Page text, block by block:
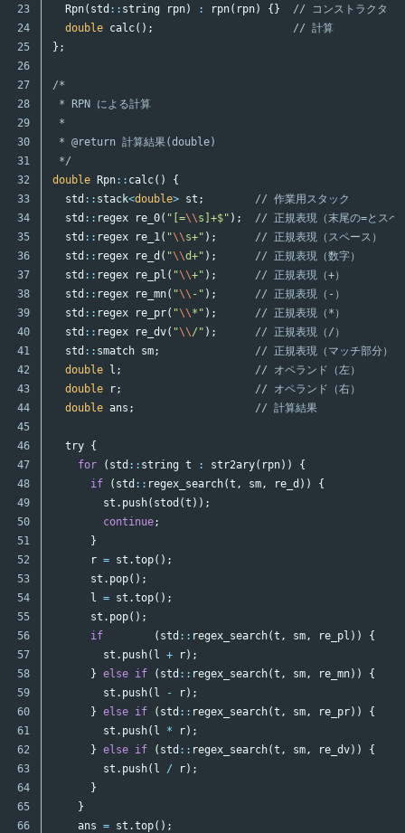
23
24
25
26
27
28
29
30
31
32
33
34
35
36
37
38
39
40
41
42
43
44
45
46
47
48
49
50
51
52
53
54
55
56
57
58
59
60
61
62
63
64
65
66
Rpn( std :: string rpn) : rpn( rpn) {}
// コンストラクタ
double calc();
// 計算
};
/*
* RPN による計算
*
* @return 計算結果(double)
*/
double Rpn:: calc()
{
std :: stack<double> st ;
// 作業用スタック
std :: regex re_0( "[=\\s]+$" );
// 正規表現（末尾の=とスペ
std :: regex re_1 ( "\\s+" );
// 正規表現（スペース）
std :: regex re_d ( "\\d+" );
// 正規表現（数字）
std :: regex re_pl ( "\\+" );
// 正規表現（+）
std :: regex re_mn( "\\ -" );
// 正規表現（-）
std :: regex re_pr( "\\*" );
// 正規表現（*）
std :: regex re_dv( "\\/" );
// 正規表現（/）
std :: smatch sm;
// 正規表現（マッチ部分）
double l ;
// オペランド（左）
double
r;
// オペランド（右）
double ans ; // 計算結果
try {
for
( std :: string t : str2ary( rpn))
{
if
( std :: regex_search(t , sm , re_d ))
{
st . push( stod (t ));
continue;
}
r = st .top();
st . pop();
l
= st .top();
st . pop();
if
( std :: regex_search(t , sm , re_pl ))
{
st . push( l + r);
} else if ( std :: regex_search(t , sm , re_mn))
{
st . push( l - r);
} else if ( std :: regex_search(t , sm , re_pr))
{
st . push( l * r);
} else if ( std :: regex_search(t , sm , re_dv))
{
st . push( l / r);
}
}
ans = st .top();